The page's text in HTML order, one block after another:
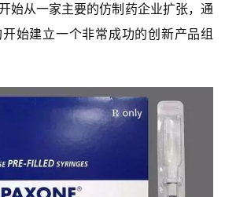
始从一家主要的仿制药企业扩张，通
始建立一个非常成功的创新产品组